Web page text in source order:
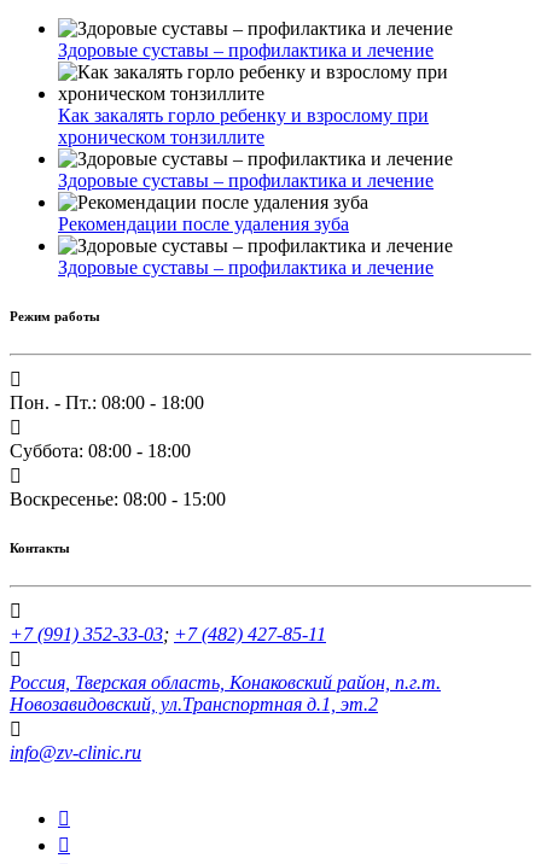
Здоровые суставы – профилактика и лечение
Как закалять горло ребенку и взрослому при
хроническом тонзиллите
Здоровые суставы – профилактика и лечение
Рекомендации после удаления зуба
Здоровые суставы – профилактика и лечение
Режим работы
Пон. - Пт.: 08:00 - 18:00
Суббота: 08:00 - 18:00
Воскресенье: 08:00 - 15:00
Контакты
+7 (991) 352-33-03; +7 (482) 427-85-11
Россия, Тверская область, Конаковский район, п.г.т.
Новозавидовский, ул.Транспортная д.1, эт.2
info@zv-clinic.ru